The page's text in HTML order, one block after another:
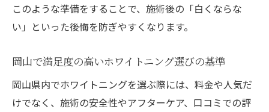
このような準備をすることで、施術後の「白くならな
い」といった後悔を防ぎやすくなります。
岡山で満足度の高いホワイトニング選びの基準
岡山県内でホワイトニングを選ぶ際には、料金や人気だ
けでなく、施術の安全性やアフターケア、口コミでの評